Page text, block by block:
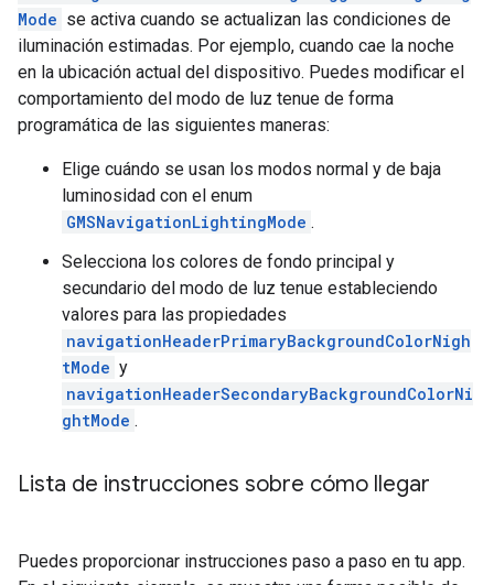
Mode se activa cuando se actualizan las condiciones de
iluminación estimadas. Por ejemplo, cuando cae la noche
en la ubicación actual del dispositivo. Puedes modificar el
comportamiento del modo de luz tenue de forma
programática de las siguientes maneras:
Elige cuándo se usan los modos normal y de baja
luminosidad con el enum
GMSNavigationLightingMode .
Selecciona los colores de fondo principal y
secundario del modo de luz tenue estableciendo
valores para las propiedades
navigationHeaderPrimaryBackgroundColorNigh
tMode y
navigationHeaderSecondaryBackgroundColorNi
ghtMode .
Lista de instrucciones sobre cómo llegar
Puedes proporcionar instrucciones paso a paso en tu app.